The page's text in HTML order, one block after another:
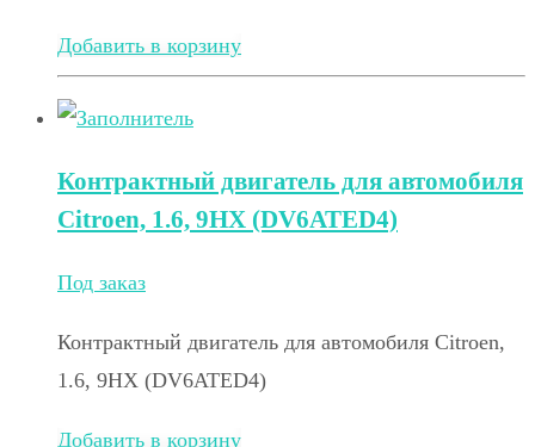
Добавить в корзину
Контрактный двигатель для автомобиля
Citroen, 1.6, 9HX (DV6ATED4)
Под заказ
Контрактный двигатель для автомобиля Citroen,
1.6, 9HX (DV6ATED4)
Добавить в корзину